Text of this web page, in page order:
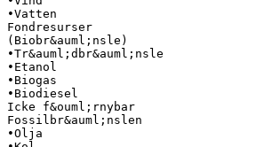
•Vatten
Fondresurser
(Biobr&auml;nsle)
•Tr&auml;dbr&auml;nsle
•Etanol
•Biogas
•Biodiesel
Icke f&ouml;rnybar
Fossilbr&auml;nslen
•Olja